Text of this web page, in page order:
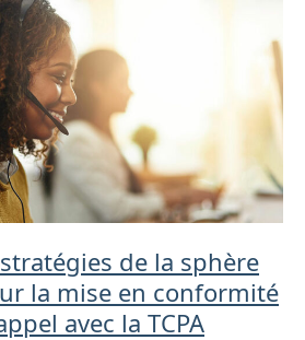
de la sphère
la mise en conformité
avec la TCPA